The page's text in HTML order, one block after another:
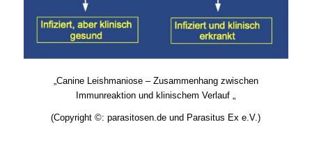
„Canine Leishmaniose – Zusammenhang zwischen
Immunreaktion und klinischem Verlauf „
(Copyright ©: parasitosen.de und Parasitus Ex e.V.)